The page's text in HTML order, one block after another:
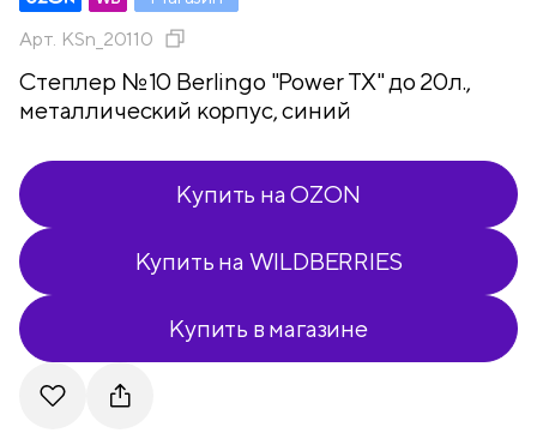
Арт. KSn_20110
Степлер №10 Berlingo "Power TX" до 20л.,
металлический корпус, синий
Купить на OZON
Купить на WILDBERRIES
Купить в магазине